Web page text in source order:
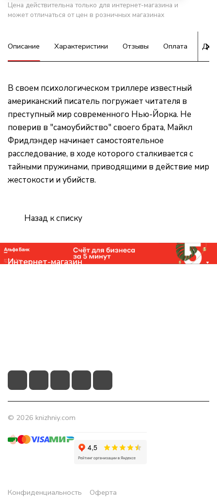
Цена действительна только для интернет-магазина и
может отличаться от цен в розничных магазинах
Описание Характеристики Отзывы Оплата
В своем психологическом триллере известный
американский писатель погружает читателя в
преступный мир современного Нью-Йорка. Не
поверив в "самоубийство" своего брата, Майкл
Фридлэндер начинает самостоятельное
расследование, в ходе которого сталкивается с
тайными пружинами, приводящими в действие мир
жестокости и убийств.
Назад к списку
Интернет-магазин
© 2026 knizhniy.com
Конфиденциальность Оферта